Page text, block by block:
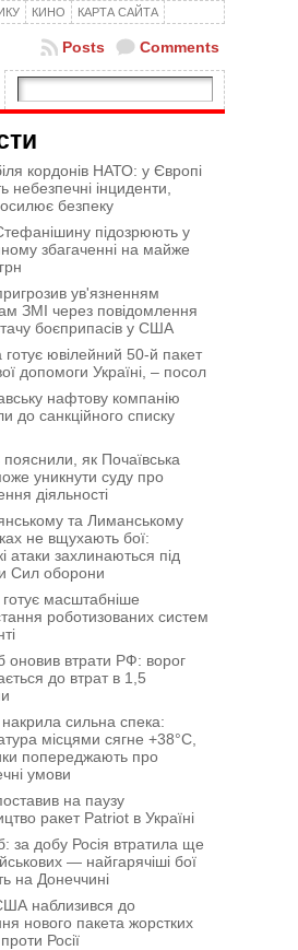
КИНО КАРТА САЙТА
Comments
Posts
кордонів НАТО: у Європі
небезпечні інциденти,
безпеку
підозрюють у
збагаченні на майже
ув'язненням
ЗМІ через повідомлення
боєприпасів у США
ювілейний 50-й пакет
допомоги Україні, – посол
нафтову компанію
до санкційного списку
як Почаївська
уникнути суду про
діяльності
та Лиманському
не вщухають бої:
атаки захлинаються під
Сил оборони
готує масштабніше
роботизованих систем
оновив втрати РФ: ворог
до втрат в 1,5
накрила сильна спека:
місцями сягне +38°C,
попереджають про
умови
на паузу
ракет Patriot в Україні
за добу Росія втратила ще
— найгарячіші бої
на Донеччині
наблизився до
нового пакета жорстких
Росії